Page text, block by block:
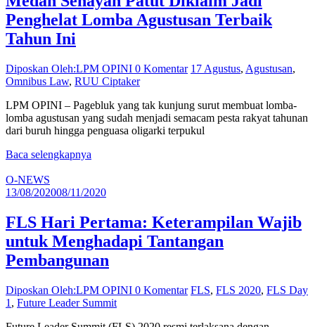
Penghelat Lomba Agustusan Terbaik
Tahun Ini
Diposkan Oleh:LPM OPINI 0 Komentar 17 Agustus, Agustusan,
Omnibus Law, RUU Ciptaker
LPM OPINI – Pagebluk yang tak kunjung surut membuat lomba-
lomba agustusan yang sudah menjadi semacam pesta rakyat tahunan
dari buruh hingga penguasa oligarki terpukul
Baca selengkapnya
O-NEWS
13/08/202008/11/2020
FLS Hari Pertama: Keterampilan Wajib
untuk Menghadapi Tantangan
Pembangunan
Diposkan Oleh:LPM OPINI 0 Komentar FLS, FLS 2020, FLS Day
1 , Future Leader Summit